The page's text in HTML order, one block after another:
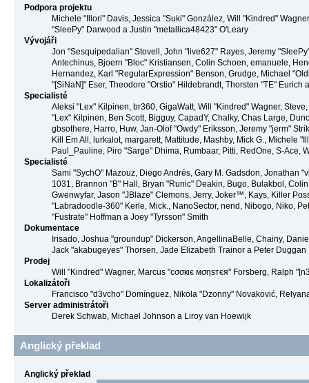
Podpora projektu
Michele "Illori" Davis, Jessica "Suki" González, Will "Kindred"
"SleePy" Darwood a Justin "metallica48423" O'Leary
Vývojáři
Jon "Sesquipedalian" Stovell, John "live627" Rayes, Jeremy
Antechinus, Bjoern "Bloc" Kristiansen, Colin Schoen, emanuele,
Hernandez, Karl "RegularExpression" Benson, Grudge, Michael
"[SiNaN]" Eser, Theodore "Orstio" Hildebrandt, Thorsten "TE" Eurich
Specialisté
Aleksi "Lex" Kilpinen, br360, GigaWatt, Will "Kindred" Wagner,
"Lex" Kilpinen, Ben Scott, Bigguy, CapadY, Chalky, Chas Large,
gbsothere, Harro, Huw, Jan-Olof "Owdy" Eriksson, Jeremy "jerm"
Kill Em All, lurkalot, margarett, Mattitude, Mashby, Mick G., Michele
Paul_Pauline, Piro "Sarge" Dhima, Rumbaar, Pitti, RedOne, S-Ace,
Specialisté
Sami "SychO" Mazouz, Diego Andrés, Gary M. Gadsdon, Jonathan
1031, Brannon "B" Hall, Bryan "Runic" Deakin, Bugo, Bulakbol,
Gwenwyfar, Jason "JBlaze" Clemons, Jerry, Joker™, Kays, Killer
"Labradoodle-360" Kerle, Mick., NanoSector, nend, Nibogo, Niko,
"Fustrate" Hoffman a Joey "Tyrsson" Smith
Dokumentace
Irisado, Joshua "groundup" Dickerson, AngellinaBelle, Chainy,
Jack "akabugeyes" Thorsen, Jade Elizabeth Trainor a Peter Duggan
Prodej
Will "Kindred" Wagner, Marcus "cσσкιє мσηѕтєя" Forsberg, Ralph
Lokalizátoři
Francisco "d3vcho" Domínguez, Nikola "Dzonny" Novaković,
Server administrátoři
Derek Schwab, Michael Johnson a Liroy van Hoewijk
Anglický překlad
Anglický překlad